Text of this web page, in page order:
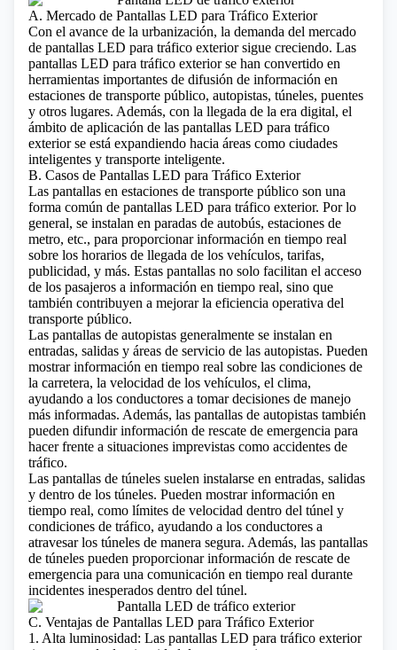
A. Mercado de Pantallas LED para Tráfico Exterior
Con el avance de la urbanización, la demanda del mercado
de pantallas LED para tráfico exterior sigue creciendo. Las
pantallas LED para tráfico exterior se han convertido en
herramientas importantes de difusión de información en
estaciones de transporte público, autopistas, túneles, puentes
y otros lugares. Además, con la llegada de la era digital, el
ámbito de aplicación de las pantallas LED para tráfico
exterior se está expandiendo hacia áreas como ciudades
inteligentes y transporte inteligente.
B. Casos de Pantallas LED para Tráfico Exterior
Las pantallas en estaciones de transporte público son una
forma común de pantallas LED para tráfico exterior. Por lo
general, se instalan en paradas de autobús, estaciones de
metro, etc., para proporcionar información en tiempo real
sobre los horarios de llegada de los vehículos, tarifas,
publicidad, y más. Estas pantallas no solo facilitan el acceso
de los pasajeros a información en tiempo real, sino que
también contribuyen a mejorar la eficiencia operativa del
transporte público.
Las pantallas de autopistas generalmente se instalan en
entradas, salidas y áreas de servicio de las autopistas. Pueden
mostrar información en tiempo real sobre las condiciones de
la carretera, la velocidad de los vehículos, el clima,
ayudando a los conductores a tomar decisiones de manejo
más informadas. Además, las pantallas de autopistas también
pueden difundir información de rescate de emergencia para
hacer frente a situaciones imprevistas como accidentes de
tráfico.
Las pantallas de túneles suelen instalarse en entradas, salidas
y dentro de los túneles. Pueden mostrar información en
tiempo real, como límites de velocidad dentro del túnel y
condiciones de tráfico, ayudando a los conductores a
atravesar los túneles de manera segura. Además, las pantallas
de túneles pueden proporcionar información de rescate de
emergencia para una comunicación en tiempo real durante
incidentes inesperados dentro del túnel.
C. Ventajas de Pantallas LED para Tráfico Exterior
1. Alta luminosidad: Las pantallas LED para tráfico exterior